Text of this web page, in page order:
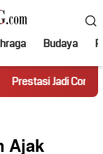
Budaya
SMPN 1 Dua
Ajak